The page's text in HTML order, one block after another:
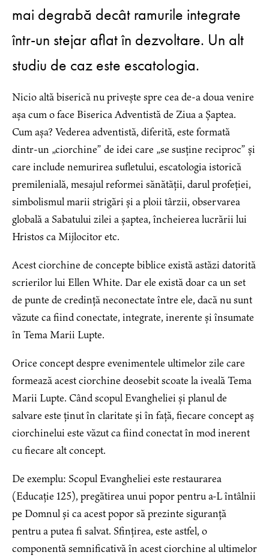
mai degrabă decât ramurile integrate
într-un stejar aflat în dezvoltare. Un alt
studiu de caz este escatologia.
Nicio altă biserică nu privește spre cea de-a doua venire
așa cum o face Biserica Adventistă de Ziua a Șaptea.
Cum așa? Vederea adventistă, diferită, este formată
dintr-un „ciorchine” de idei care „se susține reciproc” și
care include nemurirea sufletului, escatologia istorică
premilenială, mesajul reformei sănătății, darul profeției,
simbolismul marii strigări și a ploii târzii, observarea
globală a Sabatului zilei a șaptea, încheierea lucrării lui
Hristos ca Mijlocitor etc.
Acest ciorchine de concepte biblice există astăzi datorită
scrierilor lui Ellen White. Dar ele există doar ca un set
de punte de credință neconectate între ele, dacă nu sunt
văzute ca fiind conectate, integrate, inerente și însumate
în Tema Marii Lupte.
Orice concept despre evenimentele ultimelor zile care
formează acest ciorchine deosebit scoate la iveală Tema
Marii Lupte. Când scopul Evangheliei și planul de
salvare este ținut în claritate și în față, fiecare concept aș
ciorchinelui este văzut ca fiind conectat în mod inerent
cu fiecare alt concept.
De exemplu: Scopul Evangheliei este restaurarea
(Educație 125), pregătirea unui popor pentru a-L întâlnii
pe Domnul și ca acest popor să prezinte siguranță
pentru a putea fi salvat. Sfințirea, este astfel, o
componentă semnificativă în acest ciorchine al ultimelor